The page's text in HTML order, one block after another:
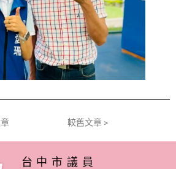
較舊文章 >
台中市議員